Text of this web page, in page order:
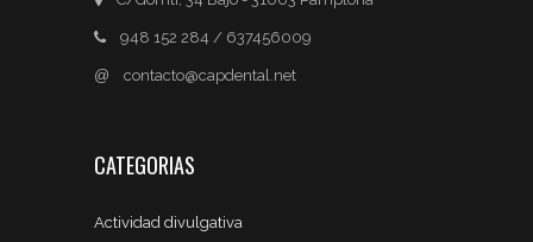
948 152 284 / 637456009
@ contacto@capdental.net
CATEGORIAS
Actividad divulgativa